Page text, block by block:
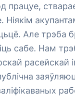
працуе,
Ніякім
Але трэба
сабе. Нам
расейскай